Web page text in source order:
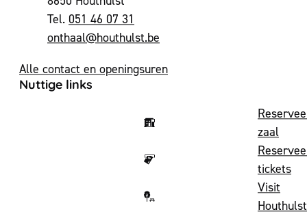
051 46 07 31
E-mailonthaal@houthulst.be
Alle contact en openingsuren
Nuttige links
zaal
tickets
Visit
Houthulst